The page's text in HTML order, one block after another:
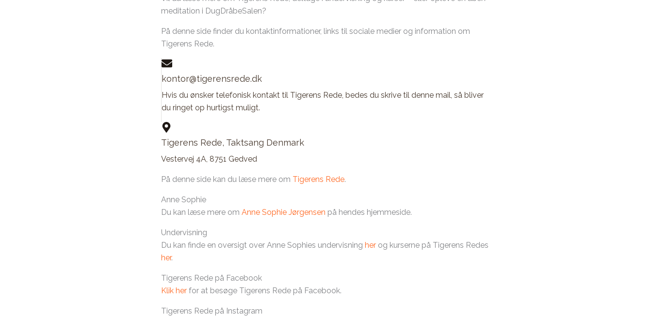
meditation i DugDråbeSalen?
På denne side finder du kontaktinformationer, links til sociale medier og information om
Tigerens Rede.
kontor@tigerensrede.dk
Hvis du ønsker telefonisk kontakt til Tigerens Rede, bedes du skrive til denne mail, så bliver
du ringet op hurtigst muligt.
Tigerens Rede, Taktsang Denmark
Vestervej 4A, 8751 Gedved
På denne side kan du læse mere om Tigerens Rede.
Anne Sophie
Du kan læse mere om Anne Sophie Jørgensen på hendes hjemmeside.
Undervisning
Du kan finde en oversigt over Anne Sophies undervisning her og kurserne på Tigerens Redes
her.
Tigerens Rede på Facebook
Klik her for at besøge Tigerens Rede på Facebook.
Tigerens Rede på Instagram